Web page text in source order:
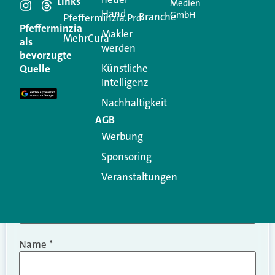
Kommentar
Ihre E-Mail-Adresse wird nicht veröffentlicht.
Erforderliche Felder sind mit
Kommentar
Name *
Pfefferminzia
als
bevorzugte
Quelle
Pfefferminzia.Pro
MehrCura
Hand
Makler
werden
Künstliche
Intelligenz
Nachhaltigkeit
AGB
Werbung
Sponsoring
Veranstaltungen
Branche
Medien
GmbH